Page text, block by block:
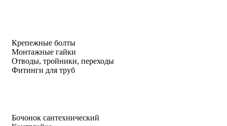
Крепежные болты
Монтажные гайки
Отводы, тройники, переходы
Фитинги для труб
Бочонок сантехнический